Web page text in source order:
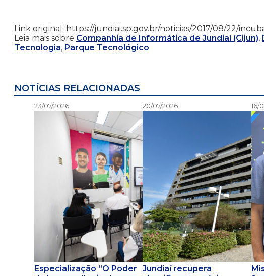
Link original: https://jundiai.sp.gov.br/noticias/2017/08/22/
Leia mais sobre Companhia de Informática de Jundiaí (Cijun),
Tecnologia, Parque Tecnológico
NOTÍCIAS RELACIONADAS
23/07/2026
Especialização “O Poder
20/07/2026
Jundiaí recupera
16/